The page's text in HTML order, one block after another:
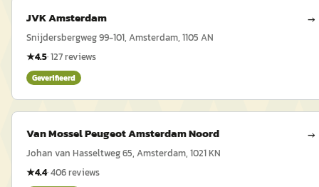
JVK Amsterdam →
Snijdersbergweg 99-101, Amsterdam, 1105 AN
★4.5·127reviews
Geverifieerd
Van Mossel Peugeot Amsterdam Noord →
Johan van Hasseltweg 65, Amsterdam, 1021 KN
★4.4·406reviews